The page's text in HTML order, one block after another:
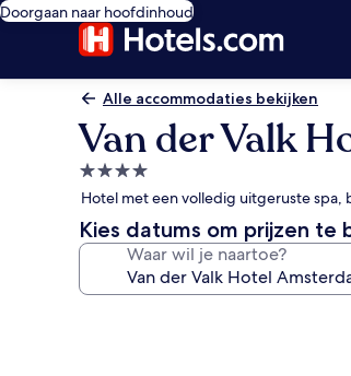
Doorgaan naar hoofdinhoud
Alle accommodaties bekijken
Van der Valk
4.0-
sterrenaccommodatie
Hotel met een volledig uitgeruste spa,
Kies datums om prijzen te
Waar wil je naartoe?